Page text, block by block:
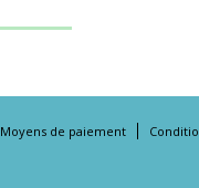
Moyens de paiement